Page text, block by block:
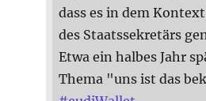
dass es in dem
des Staatssekretärs
Etwa ein halbes Jahr
Thema "uns ist das